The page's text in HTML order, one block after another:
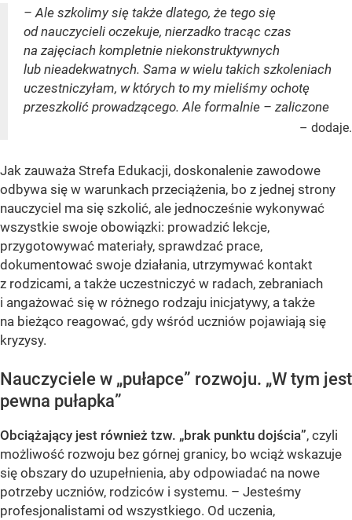
– Ale szkolimy się także dlatego, że tego się
od nauczycieli oczekuje, nierzadko tracąc czas
na zajęciach kompletnie niekonstruktywnych
lub nieadekwatnych. Sama w wielu takich szkoleniach
uczestniczyłam, w których to my mieliśmy ochotę
przeszkolić prowadzącego. Ale formalnie – zaliczone
– dodaje.
Jak zauważa Strefa Edukacji, doskonalenie zawodowe
odbywa się w warunkach przeciążenia, bo z jednej strony
nauczyciel ma się szkolić, ale jednocześnie wykonywać
wszystkie swoje obowiązki: prowadzić lekcje,
przygotowywać materiały, sprawdzać prace,
dokumentować swoje działania, utrzymywać kontakt
z rodzicami, a także uczestniczyć w radach, zebraniach
i angażować się w różnego rodzaju inicjatywy, a także
na bieżąco reagować, gdy wśród uczniów pojawiają się
kryzysy.
Nauczyciele w „pułapce” rozwoju. „W tym jest
pewna pułapka”
Obciążający jest również tzw. „brak punktu dojścia”, czyli
możliwość rozwoju bez górnej granicy, bo wciąż wskazuje
się obszary do uzupełnienia, aby odpowiadać na nowe
potrzeby uczniów, rodziców i systemu. – Jesteśmy
profesjonalistami od wszystkiego. Od uczenia,